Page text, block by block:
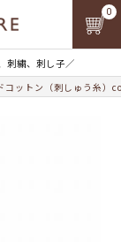
刺繍、刺し子／
0
コットン（刺しゅう糸）